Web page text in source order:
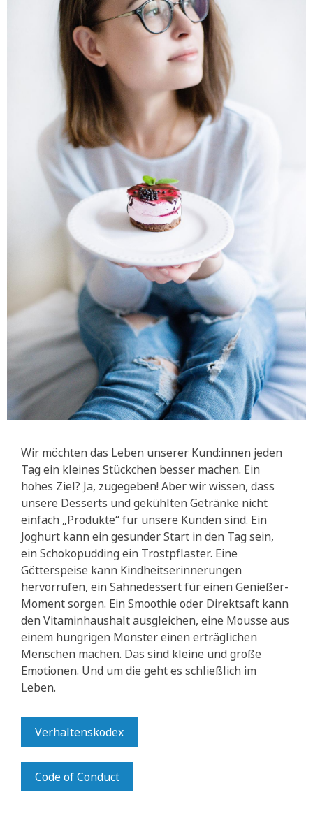
Wir möchten das Leben unserer Kund:innen jeden
Tag ein kleines Stückchen besser machen. Ein
hohes Ziel? Ja, zugegeben! Aber wir wissen, dass
unsere Desserts und gekühlten Getränke nicht
einfach „Produkte“ für unsere Kunden sind. Ein
Joghurt kann ein gesunder Start in den Tag sein,
ein Schokopudding ein Trostpflaster. Eine
Götterspeise kann Kindheitserinnerungen
hervorrufen, ein Sahnedessert für einen Genießer-
Moment sorgen. Ein Smoothie oder Direktsaft kann
den Vitaminhaushalt ausgleichen, eine Mousse aus
einem hungrigen Monster einen erträglichen
Menschen machen. Das sind kleine und große
Emotionen. Und um die geht es schließlich im
Leben.
Verhaltenskodex
Code of Conduct